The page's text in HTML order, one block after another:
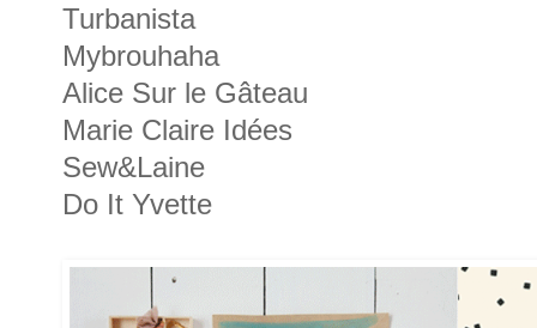
Turbanista
Mybrouhaha
Alice Sur le Gâteau
Marie Claire Idées
Sew&Laine
Do It Yvette